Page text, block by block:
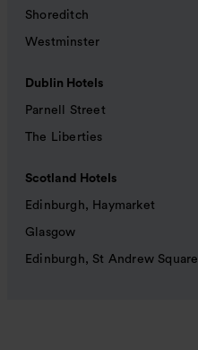
Shoreditch
Westminster
Dublin Hotels
Parnell Street
The Liberties
Scotland Hotels
Edinburgh, Haymarket
Glasgow
Edinburgh, St Andrew Square